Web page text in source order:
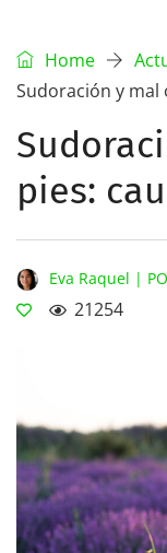
Home
Sudoración y mal
pies:
Eva Raquel |
21254